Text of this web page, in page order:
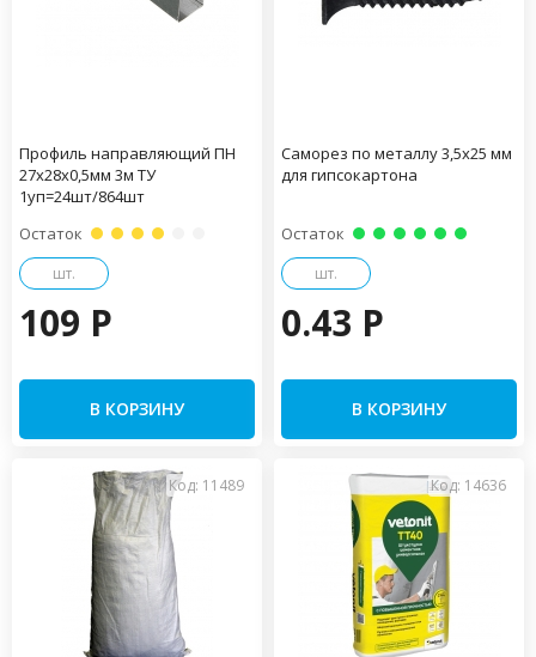
Профиль направляющий ПН
27х28х0,5мм 3м ТУ
1уп=24шт/864шт
Остаток
шт.
109 P
В КОРЗИНУ
Саморез по металлу 3,5х25 мм
для гипсокартона
Остаток
шт.
0.43 P
В КОРЗИНУ
Код: 11489 Код: 14636